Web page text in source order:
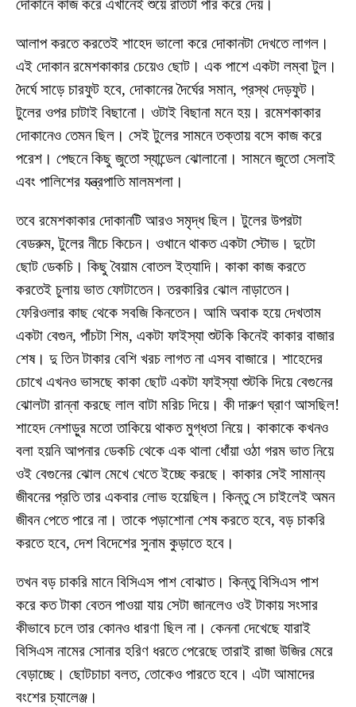
দোকানে কাজ করে এখানেই শুয়ে রাতটা পার করে দেয়।
আলাপ করতে করতেই শাহেদ ভালো করে দোকানটা দেখতে লাগল।
এই দোকান রমেশকাকার চেয়েও ছোট। এক পাশে একটা লম্বা টুল।
দৈর্ঘে সাড়ে চারফুট হবে, দোকানের দৈর্ঘের সমান, প্রস্থ দেড়ফুট।
টুলের ওপর চাটাই বিছানো। ওটাই বিছানা মনে হয়। রমেশকাকার
দোকানেও তেমন ছিল। সেই টুলের সামনে তক্তায় বসে কাজ করে
পরেশ। পেছনে কিছু জুতো স্যান্ডেল ঝোলানো। সামনে জুতো সেলাই
এবং পালিশের যন্ত্রপাতি মালমশলা।
তবে রমেশকাকার দোকানটি আরও সমৃদ্ধ ছিল। টুলের উপরটা
বেডরুম, টুলের নীচে কিচেন। ওখানে থাকত একটা স্টোভ। দুটো
ছোট ডেকচি। কিছু বৈয়াম বোতল ইত্যাদি। কাকা কাজ করতে
করতেই চুলায় ভাত ফোটাতেন। তরকারির ঝোল নাড়াতেন।
ফেরিওলার কাছ থেকে সবজি কিনতেন। আমি অবাক হয়ে দেখতাম
একটা বেগুন, পাঁচটা শিম, একটা ফাইস্যা শুটকি কিনেই কাকার বাজার
শেষ। দু তিন টাকার বেশি খরচ লাগত না এসব বাজারে। শাহেদের
চোখে এখনও ভাসছে কাকা ছোট একটা ফাইস্যা শুটকি দিয়ে বেগুনের
ঝোলটা রান্না করছে লাল বাটা মরিচ দিয়ে। কী দারুণ ঘ্রাণ আসছিল!
শাহেদ নেশাড়ুর মতো তাকিয়ে থাকত মুগ্ধতা নিয়ে। কাকাকে কখনও
বলা হয়নি আপনার ডেকচি থেকে এক থালা ধোঁয়া ওঠা গরম ভাত নিয়ে
ওই বেগুনের ঝোল মেখে খেতে ইচ্ছে করছে। কাকার সেই সামান্য
জীবনের প্রতি তার একবার লোভ হয়েছিল। কিন্তু সে চাইলেই অমন
জীবন পেতে পারে না। তাকে পড়াশোনা শেষ করতে হবে, বড় চাকরি
করতে হবে, দেশ বিদেশের সুনাম কুড়াতে হবে।
তখন বড় চাকরি মানে বিসিএস পাশ বোঝাত। কিন্তু বিসিএস পাশ
করে কত টাকা বেতন পাওয়া যায় সেটা জানলেও ওই টাকায় সংসার
কীভাবে চলে তার কোনও ধারণা ছিল না। কেননা দেখেছে যারাই
বিসিএস নামের সোনার হরিণ ধরতে পেরেছে তারাই রাজা উজির মেরে
বেড়াচ্ছে। ছোটচাচা বলত, তোকেও পারতে হবে। এটা আমাদের
বংশের চ্যালেঞ্জ।